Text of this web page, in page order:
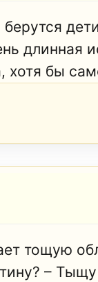
длинная
бы
тощую
–